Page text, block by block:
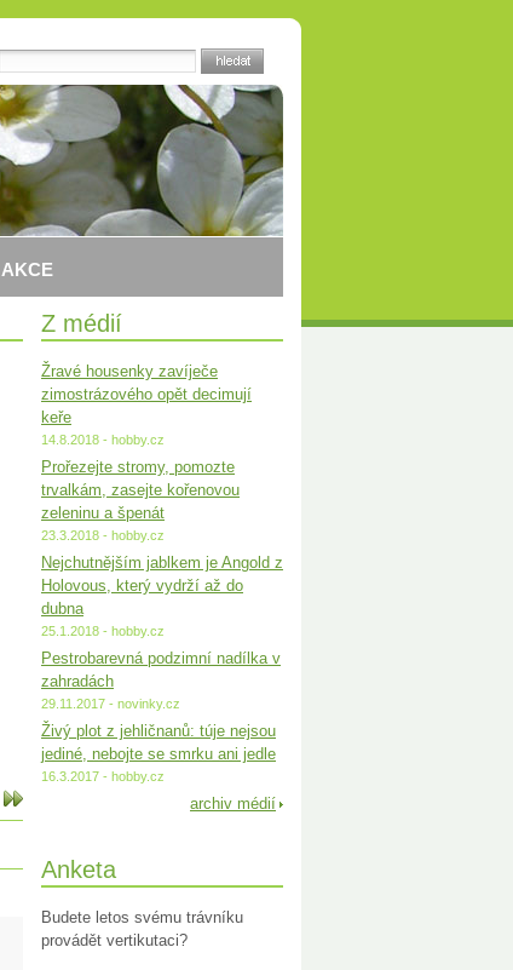
Z médií
Žravé housenky zavíječe
zimostrázového opět decimují
keře
14.8.2018 - hobby.cz
Prořezejte stromy, pomozte
trvalkám, zasejte kořenovou
zeleninu a špenát
23.3.2018 - hobby.cz
Nejchutnějším jablkem je Angold z
Holovous, který vydrží až do
dubna
25.1.2018 - hobby.cz
Pestrobarevná podzimní nadílka v
zahradách
29.11.2017 - novinky.cz
Živý plot z jehličnanů: túje nejsou
jediné, nebojte se smrku ani jedle
16.3.2017 - hobby.cz
archiv médií
Anketa
Budete letos svému trávníku
provádět vertikutaci?
AKCE